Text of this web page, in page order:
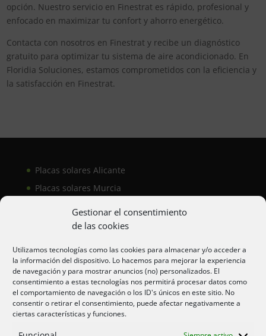
Gestionar el consentimiento
de las cookies
Utilizamos tecnologías como las cookies para almacenar y/o acceder a
la información del dispositivo. Lo hacemos para mejorar la experiencia
de navegación y para mostrar anuncios (no) personalizados. El
consentimiento a estas tecnologías nos permitirá procesar datos como
el comportamiento de navegación o los ID's únicos en este sitio. No
consentir o retirar el consentimiento, puede afectar negativamente a
ciertas características y funciones.
opción. Nuestro servicio en Finestrat es rápido, profesional y
enfocado en maximizar tu confort y ahorro energético.
Contacta con nosotros en Finestrat y recibe un diagnóstico
gratuito para optimizar tu sistema de aire acondicionado. En
Floridia Soluciones, estamos comprometidos con la eficiencia y
la satisfacción en Finestrat.
Placas solares Alicante
Placas solares Murcia
Aire acondicionado Alicante
Aire acondicionador Murcia
Aire acondicionado San Juan